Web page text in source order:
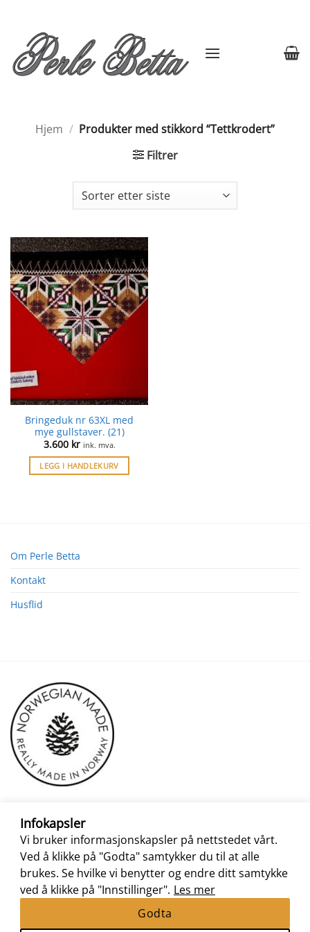
Infokapsler
Vi bruker informasjonskapsler på nettstedet vårt.
Ved å klikke på "Godta" samtykker du til at alle
brukes. Se hvilke vi benytter og endre ditt samtykke
ved å klikke på "Innstillinger". Les mer
Godta
content
Hjem / Produkter med stikkord “Tettkrodert”
Filtrer
Bringeduk nr 63XL med
mye gullstaver. (21)
3.600 kr ink. mva.
LEGG I HANDLEKURV
Om Perle Betta
Kontakt
Husflid